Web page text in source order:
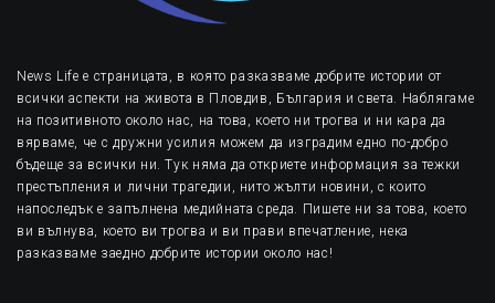
News Life е страницата, в която разказваме добрите истории от
всички аспекти на живота в Пловдив, България и света. Наблягаме
на позитивното около нас, на това, което ни трогва и ни кара да
вярваме, че с дружни усилия можем да изградим едно по-добро
бъдеще за всички ни. Тук няма да откриете информация за тежки
престъпления и лични трагедии, нито жълти новини, с които
напоследък е запълнена медийната среда. Пишете ни за това, което
ви вълнува, което ви трогва и ви прави впечатление, нека
разказваме заедно добрите истории около нас!